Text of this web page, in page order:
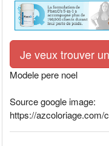
Je veux trouver
Modele pere noel
Source google image:
https://azcoloriage.com/